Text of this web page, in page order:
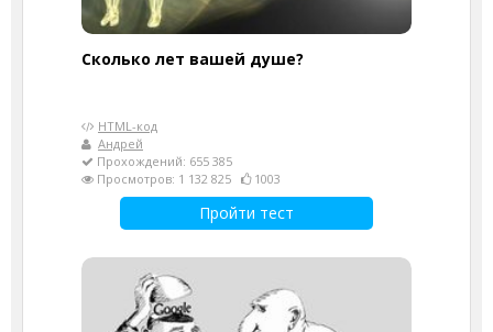
Cколько лет вашей душе?
HTML-код
Андрей
Прохождений: 655 385
Просмотров: 1 132 825
1003
Пройти тест